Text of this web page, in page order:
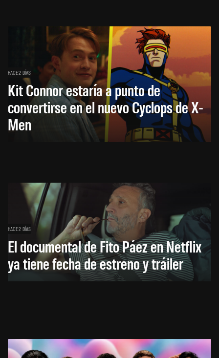
HACE 2 DÍAS
Kit Connor estaría a punto de
convertirse en el nuevo Cyclops de X-
Men
HACE 2 DÍAS
El documental de Fito Páez en Netflix
ya tiene fecha de estreno y tráiler